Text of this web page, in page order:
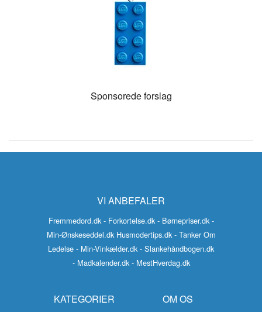
Sponsorede forslag
VI ANBEFALER
Fremmedord.dk - Forkortelse.dk - Børnepriser.dk -
Min-Ønskeseddel.dk Husmodertips.dk - Tanker Om
Ledelse - Min-Vinkælder.dk - Slankehåndbogen.dk
- Madkalender.dk - MestHverdag.dk
KATEGORIER OM OS